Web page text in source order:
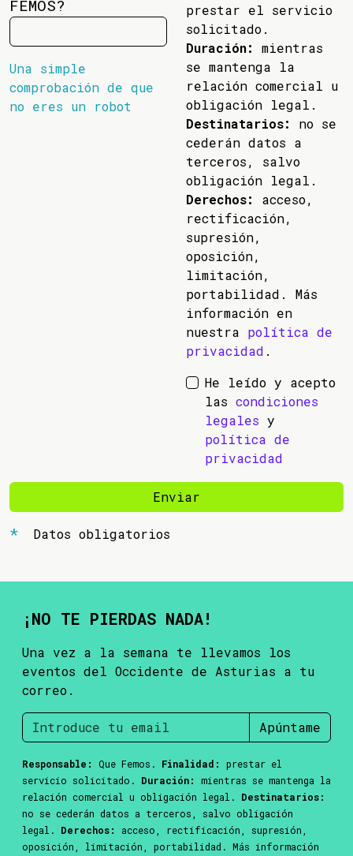
FEMOS?
Una simple
comprobación de que
no eres un robot
prestar el servicio
solicitado.
Duración:
mientras
se mantenga la
relación comercial u
obligación legal.
Destinatarios:
no se
cederán datos a
terceros, salvo
obligación legal.
Derechos:
acceso,
rectificación,
supresión,
oposición,
limitación,
portabilidad. Más
información en
nuestra política de
privacidad .
He leído y acepto
las condiciones
legales y
política de
privacidad
Enviar
Datos obligatorios
¡NO TE PIERDAS NADA!
Una vez a la semana te llevamos los
eventos del Occidente de Asturias a tu
correo.
Apúntame
Responsable: Que Femos. Finalidad:
prestar el
servicio solicitado. Duración:
mientras se mantenga la
relación comercial u obligación legal. Destinatarios:
no se cederán datos a terceros, salvo obligación
legal. Derechos:
acceso, rectificación, supresión,
oposición, limitación, portabilidad. Más información